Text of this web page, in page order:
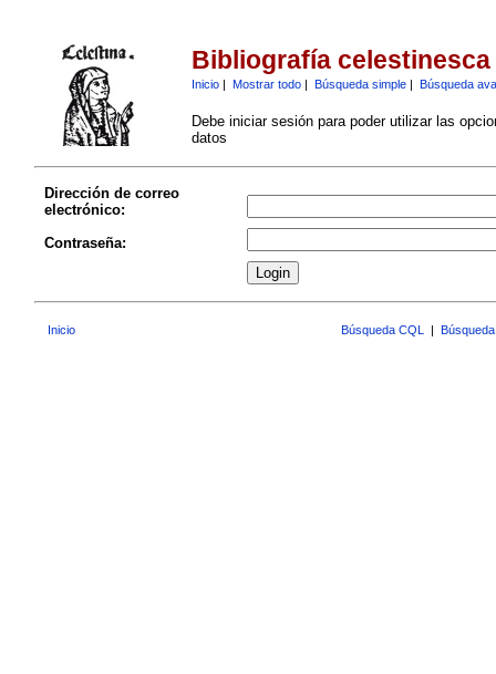
Bibliografía celestinesca
Inicio| Mostrar todo| Búsqueda simple| Búsqueda
Debe iniciar sesión para poder utilizar las
datos
Dirección de correo
electrónico:
Contraseña:
Inicio Búsqueda CQL |